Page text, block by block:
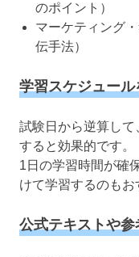
のポイント）
マーケティング
伝手法）
学習スケジュール
試験日から逆算して
すると効果的です。
1日の学習時間が確
けて学習するのもお
公式テキストや